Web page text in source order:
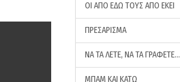
ΟΙ ΑΠΟ ΕΔΩ ΤΟΥΣ ΑΠΟ ΕΚΕΙ
ΠΡΕΣΑΡΙΣΜΑ
ΝΑ ΤΑ ΛΕΤΕ, ΝΑ ΤΑ ΓΡΑΦΕΤΕ…
ΜΠΑΜ ΚΑΙ ΚΑΤΩ